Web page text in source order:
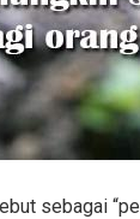
sebagai